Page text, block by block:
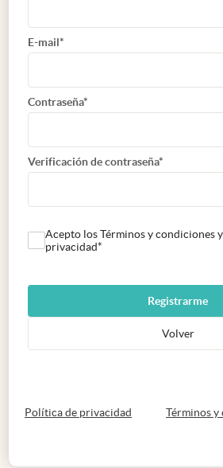
E-mail*
Contraseña*
Verificación de contraseña*
Acepto los Términos y condiciones
privacidad*
Registrarme
Volver
Política de privacidad abre en nueva
Términos